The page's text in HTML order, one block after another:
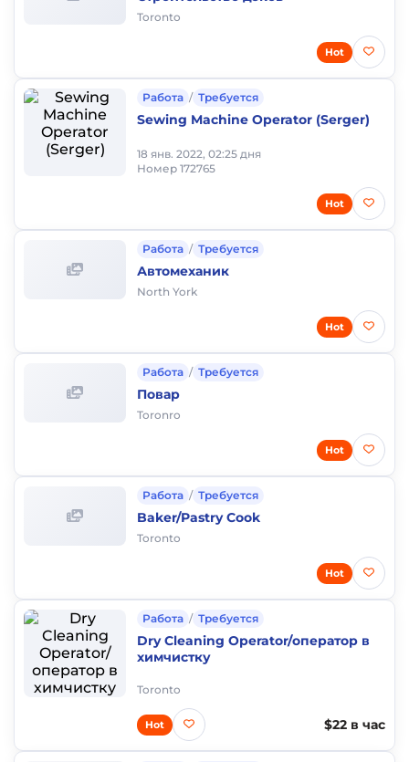
Toronto
Hot
Работа / Требуется
Sewing Machine Operator (Serger)
18 янв. 2022, 02:25 дня
Номер 172765
Hot
Работа / Требуется
Автомеханик
North York
Hot
Работа / Требуется
Повар
Toronro
Hot
Работа / Требуется
Baker/Pastry Cook
Toronto
Hot
Работа / Требуется
Dry Cleaning Operator/оператор в
химчистку
Toronto
$22 в час
Hot